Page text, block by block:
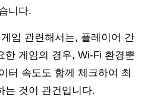
니다.
임 관련해서는, 플레이어 간
한 게임의 경우, Wi-Fi 환경뿐
터 속도도 함께 체크하여 최
는 것이 관건입니다.